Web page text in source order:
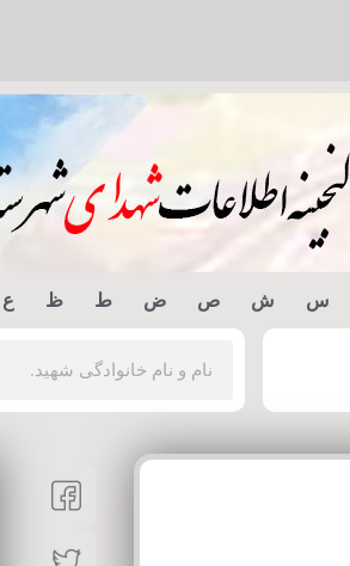
س ش ص ض ط ظ ع